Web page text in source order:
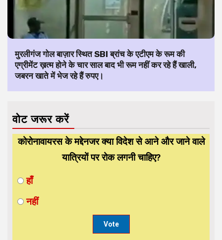
मुरलीगंज गोल बाज़ार स्थित SBI ब्रांच के एटीएम के रूम की
एग्रीमेंट ख़त्म होने के चार साल बाद भी रूम नहीं कर रहे हैं खाली,
जबरन खाते में भेज रहे हैं रुपए।
वोट जरूर करें
कोरोनावायरस के मद्देनजर क्या विदेश से आने और जाने वाले
यात्रियों पर रोक लगनी चाहिए?
हाँ
नहीं